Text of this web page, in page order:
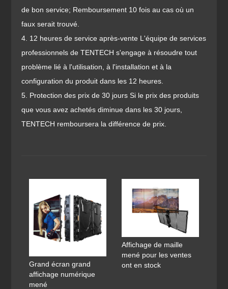
de bon service; Remboursement 10 fois au cas où un
faux serait trouvé.
4. 12 heures de service après-vente L'équipe de services
professionnels de TENTECH s'engage à résoudre tout
problème lié à l'utilisation, à l'installation et à la
configuration du produit dans les 12 heures.
5. Protection des prix de 30 jours Si le prix des produits
que vous avez achetés diminue dans les 30 jours,
TENTECH remboursera la différence de prix.
Grand écran grand
affichage numérique
mené
Affichage de maille
mené pour les ventes
ont en stock